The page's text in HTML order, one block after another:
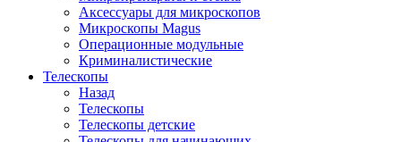
Аксессуары для микроскопов
Микроскопы Magus
Операционные модульные
Криминалистические
Телескопы
Назад
Телескопы
Телескопы детские